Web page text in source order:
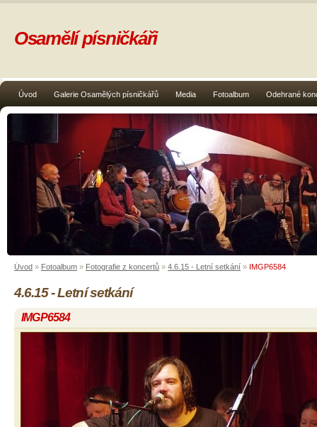
Úvod Galerie Osamělých písničkářů Media Fotoalbum Odehrané
Osamělí písničkáři
Úvod » Fotoalbum » Fotografie z koncertů » 4.6.15 - Letní setkání » IMGP6584
4.6.15 - Letní setkání
IMGP6584